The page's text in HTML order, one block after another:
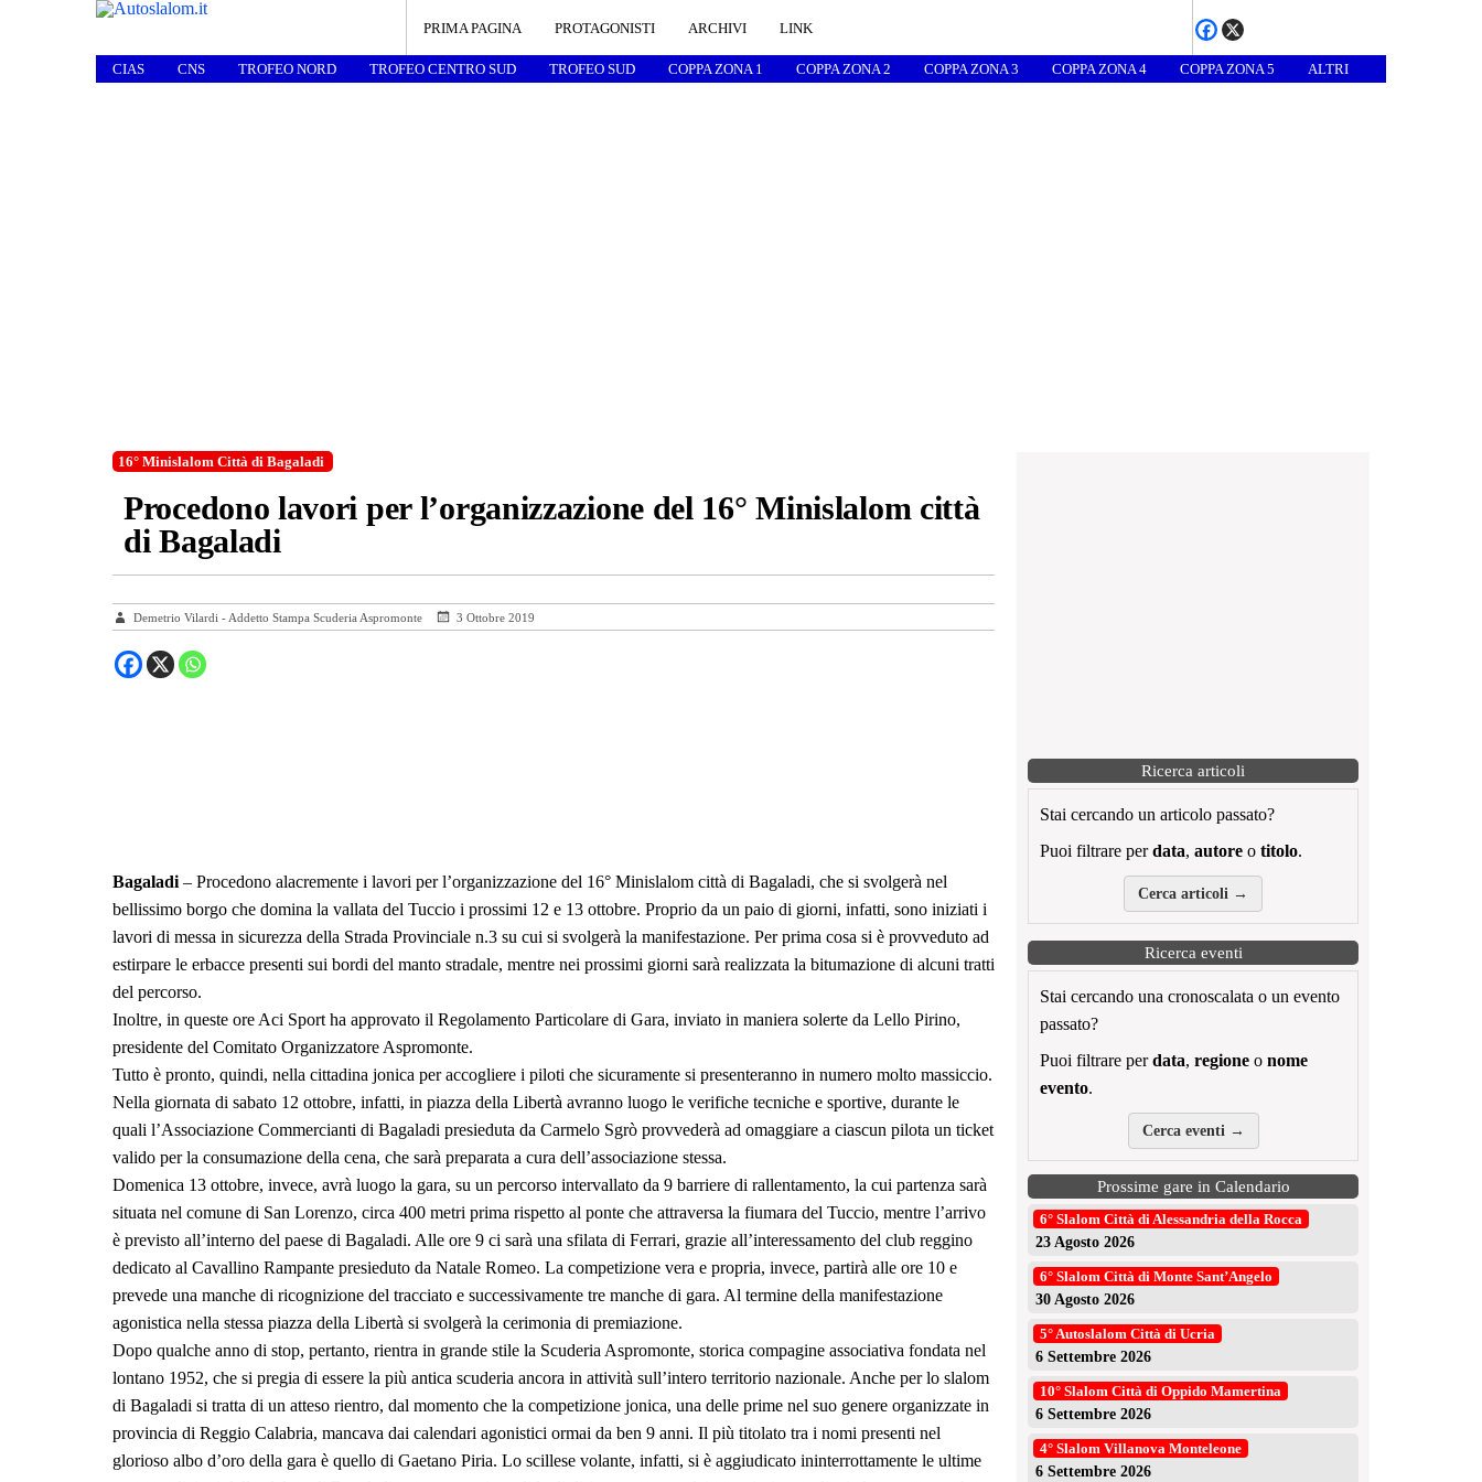
PRIMA PAGINA PROTAGONISTI ARCHIVI LINK
CIAS CNS TROFEO NORD TROFEO CENTRO SUD TROFEO SUD COPPA ZONA 1 COPPA ZONA 2 COPPA ZONA 3 COPPA ZONA 4 COPPA ZONA 5 ALTRI
16° Minislalom Città di Bagaladi
Procedono lavori per l’organizzazione del 16° Minislalom città
di Bagaladi
Demetrio Vilardi - Addetto Stampa Scuderia Aspromonte 3 Ottobre 2019
Bagaladi – Procedono alacremente i lavori per l’organizzazione del 16° Minislalom città di Bagaladi, che si svolgerà nel
bellissimo borgo che domina la vallata del Tuccio i prossimi 12 e 13 ottobre. Proprio da un paio di giorni, infatti, sono iniziati i
lavori di messa in sicurezza della Strada Provinciale n.3 su cui si svolgerà la manifestazione. Per prima cosa si è provveduto ad
estirpare le erbacce presenti sui bordi del manto stradale, mentre nei prossimi giorni sarà realizzata la bitumazione di alcuni tratti
del percorso.
Inoltre, in queste ore Aci Sport ha approvato il Regolamento Particolare di Gara, inviato in maniera solerte da Lello Pirino,
presidente del Comitato Organizzatore Aspromonte.
Tutto è pronto, quindi, nella cittadina jonica per accogliere i piloti che sicuramente si presenteranno in numero molto massiccio.
Nella giornata di sabato 12 ottobre, infatti, in piazza della Libertà avranno luogo le verifiche tecniche e sportive, durante le
quali l’Associazione Commercianti di Bagaladi presieduta da Carmelo Sgrò provvederà ad omaggiare a ciascun pilota un ticket
valido per la consumazione della cena, che sarà preparata a cura dell’associazione stessa.
Domenica 13 ottobre, invece, avrà luogo la gara, su un percorso intervallato da 9 barriere di rallentamento, la cui partenza sarà
situata nel comune di San Lorenzo, circa 400 metri prima rispetto al ponte che attraversa la fiumara del Tuccio, mentre l’arrivo
è previsto all’interno del paese di Bagaladi. Alle ore 9 ci sarà una sfilata di Ferrari, grazie all’interessamento del club reggino
dedicato al Cavallino Rampante presieduto da Natale Romeo. La competizione vera e propria, invece, partirà alle ore 10 e
prevede una manche di ricognizione del tracciato e successivamente tre manche di gara. Al termine della manifestazione
agonistica nella stessa piazza della Libertà si svolgerà la cerimonia di premiazione.
Dopo qualche anno di stop, pertanto, rientra in grande stile la Scuderia Aspromonte, storica compagine associativa fondata nel
lontano 1952, che si pregia di essere la più antica scuderia ancora in attività sull’intero territorio nazionale. Anche per lo slalom
di Bagaladi si tratta di un atteso rientro, dal momento che la competizione jonica, una delle prime nel suo genere organizzate in
provincia di Reggio Calabria, mancava dai calendari agonistici ormai da ben 9 anni. Il più titolato tra i nomi presenti nel
glorioso albo d’oro della gara è quello di Gaetano Piria. Lo scillese volante, infatti, si è aggiudicato ininterrottamente le ultime
Ricerca articoli
Stai cercando un articolo passato?
Puoi filtrare perdata, autore o titolo.
Cerca articoli →
Ricerca eventi
Stai cercando una cronoscalata o un evento
passato?
Puoi filtrare perdata, regione o nome
evento.
Cerca eventi →
Prossime gare in Calendario
6° Slalom Città di Alessandria della Rocca
23 Agosto 2026
6° Slalom Città di Monte Sant’Angelo
30 Agosto 2026
5° Autoslalom Città di Ucria
6 Settembre 2026
10° Slalom Città di Oppido Mamertina
6 Settembre 2026
4° Slalom Villanova Monteleone
6 Settembre 2026